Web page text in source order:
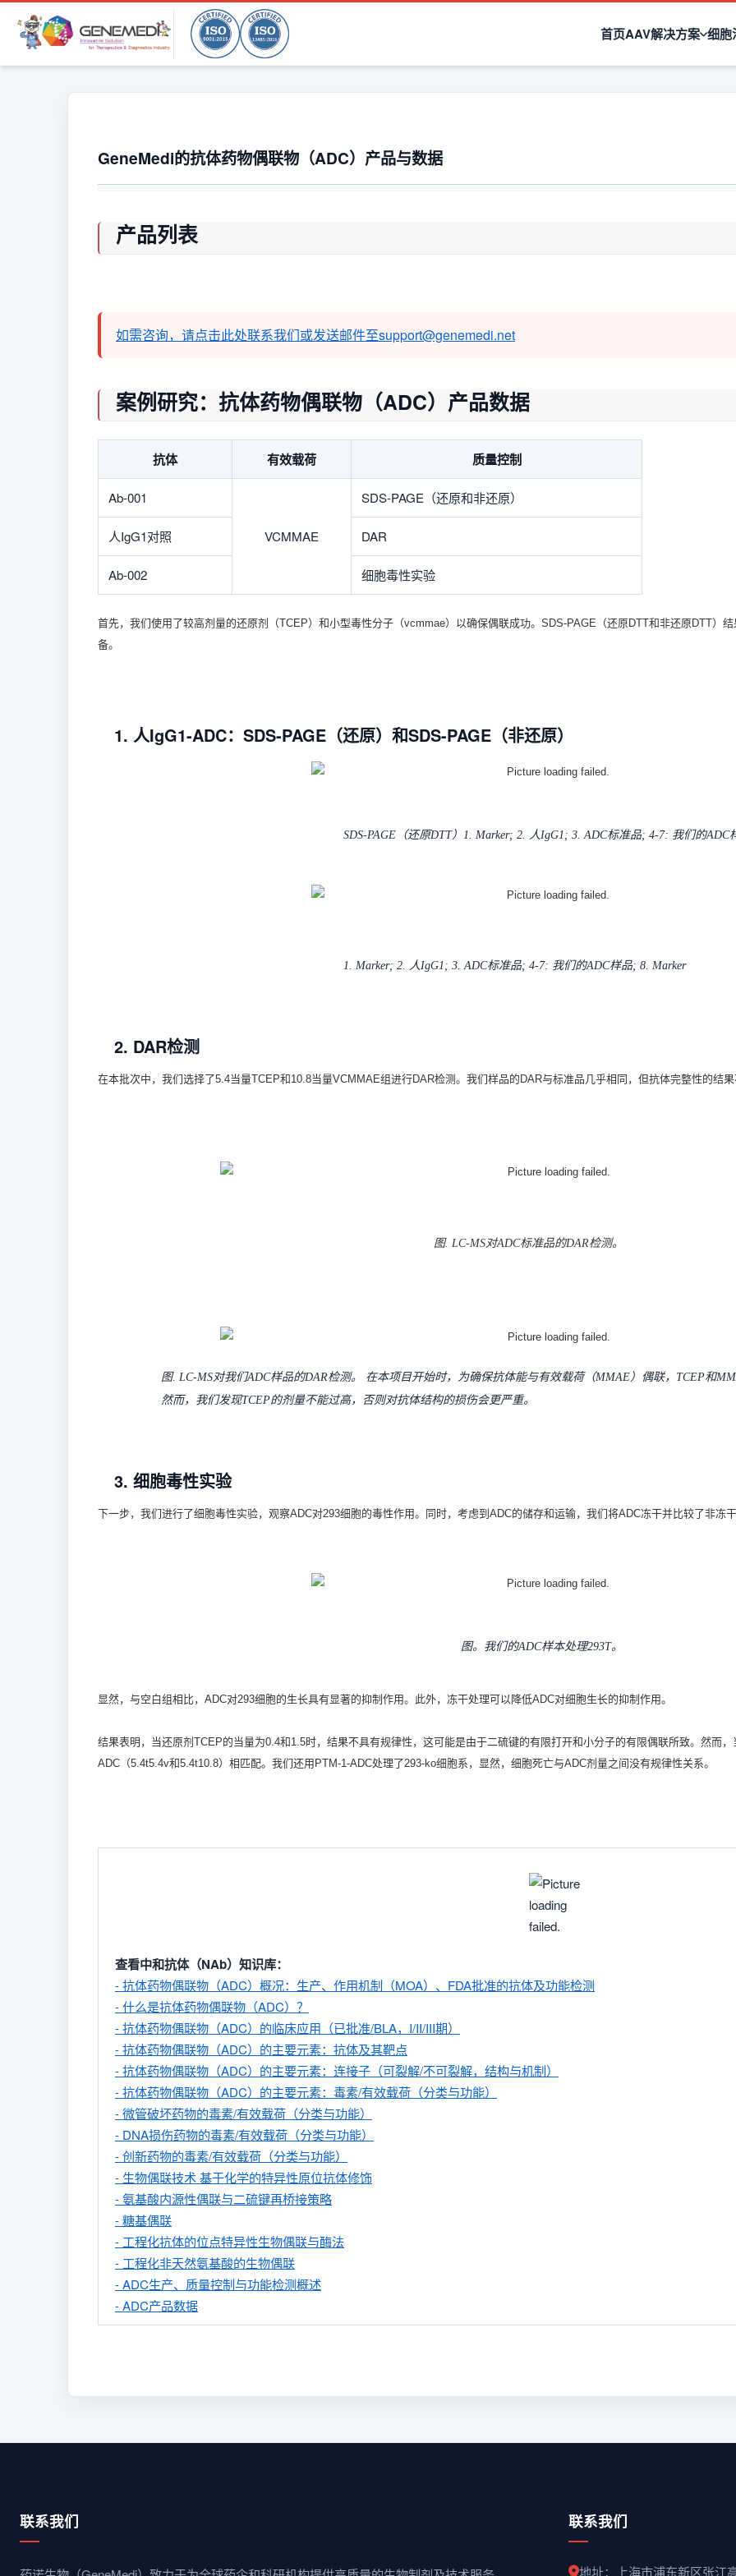
首页AAV解决方案 细胞
GeneMedi的抗体药物偶联物（ADC）产品与数据
产品列表
如需咨询，请点击此处联系我们或发送邮件至support@genemedi.net
案例研究：抗体药物偶联物（ADC）产品数据
抗体 有效载荷 质量控制
Ab-001
VCMMAE
SDS-PAGE（还原和非还原）
人IgG1对照 DAR
Ab-002 细胞毒性实验
首先，我们使用了较高剂量的还原剂（TCEP）和小型毒性分子（vcmmae）以确保偶联成功。SDS-PAGE（还原DTT和非还原DTT）
备。
1. 人IgG1-ADC：SDS-PAGE（还原）和SDS-PAGE（非还原）
SDS-PAGE（还原DTT）1. Marker; 2. 人IgG1; 3. ADC标准品; 4-7: 我们的ADC
1. Marker; 2. 人IgG1; 3. ADC标准品; 4-7: 我们的ADC样品; 8. Marker
2. DAR检测
在本批次中，我们选择了5.4当量TCEP和10.8当量VCMMAE组进行DAR检测。我们样品的DAR与标准品几乎相同，但抗体完整性的结果
图. LC-MS对ADC标准品的DAR检测。
图. LC-MS对我们ADC样品的DAR检测。 在本项目开始时，为确保抗体能与有效载荷（MMAE）偶联，TCEP和
然而，我们发现TCEP的剂量不能过高，否则对抗体结构的损伤会更严重。
3. 细胞毒性实验
下一步，我们进行了细胞毒性实验，观察ADC对293细胞的毒性作用。同时，考虑到ADC的储存和运输，我们将ADC冻干并比较了非冻
图。我们的ADC样本处理293T。
显然，与空白组相比，ADC对293细胞的生长具有显著的抑制作用。此外，冻干处理可以降低ADC对细胞生长的抑制作用。
结果表明，当还原剂TCEP的当量为0.4和1.5时，结果不具有规律性，这可能是由于二硫键的有限打开和小分子的有限偶联所致。然而
ADC（5.4t5.4v和5.4t10.8）相匹配。我们还用PTM-1-ADC处理了293-ko细胞系，显然，细胞死亡与ADC剂量之间没有规律性关系。
查看中和抗体（NAb）知识库：
- 抗体药物偶联物（ADC）概况：生产、作用机制（MOA）、FDA批准的抗体及功能检测
- 什么是抗体药物偶联物（ADC）？
- 抗体药物偶联物（ADC）的临床应用（已批准/BLA，I/II/III期）
- 抗体药物偶联物（ADC）的主要元素：抗体及其靶点
- 抗体药物偶联物（ADC）的主要元素：连接子（可裂解/不可裂解，结构与机制）
- 抗体药物偶联物（ADC）的主要元素：毒素/有效载荷（分类与功能）
- 微管破坏药物的毒素/有效载荷（分类与功能）
- DNA损伤药物的毒素/有效载荷（分类与功能）
- 创新药物的毒素/有效载荷（分类与功能）
- 生物偶联技术 基于化学的特异性原位抗体修饰
- 氨基酸内源性偶联与二硫键再桥接策略
- 糖基偶联
- 工程化抗体的位点特异性生物偶联与酶法
- 工程化非天然氨基酸的生物偶联
- ADC生产、质量控制与功能检测概述
- ADC产品数据
联系我们 联系我们
地址：上海市浦东新区张江